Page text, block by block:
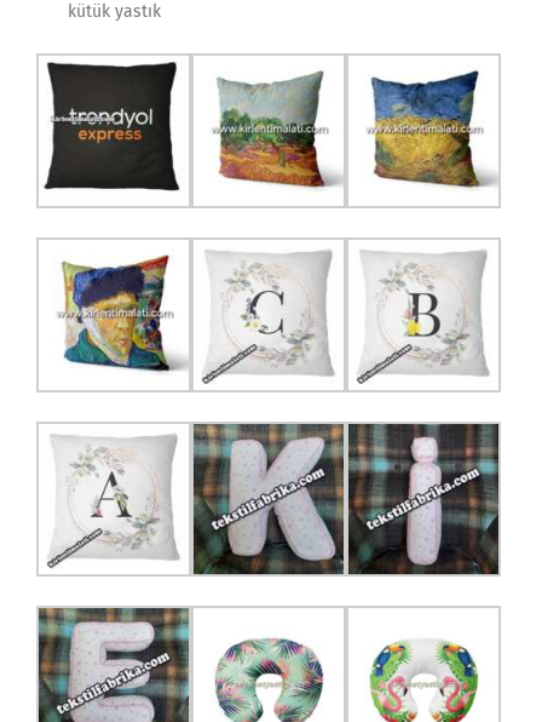
kütük yastık